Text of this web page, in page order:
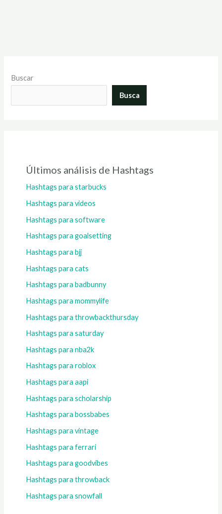
Buscar
Busca
Últimos análisis de Hashtags
Hashtags para starbucks
Hashtags para videos
Hashtags para software
Hashtags para goalsetting
Hashtags para bjj
Hashtags para cats
Hashtags para badbunny
Hashtags para mommylife
Hashtags para throwbackthursday
Hashtags para saturday
Hashtags para nba2k
Hashtags para roblox
Hashtags para aapi
Hashtags para scholarship
Hashtags para bossbabes
Hashtags para vintage
Hashtags para ferrari
Hashtags para goodvibes
Hashtags para throwback
Hashtags para snowfall